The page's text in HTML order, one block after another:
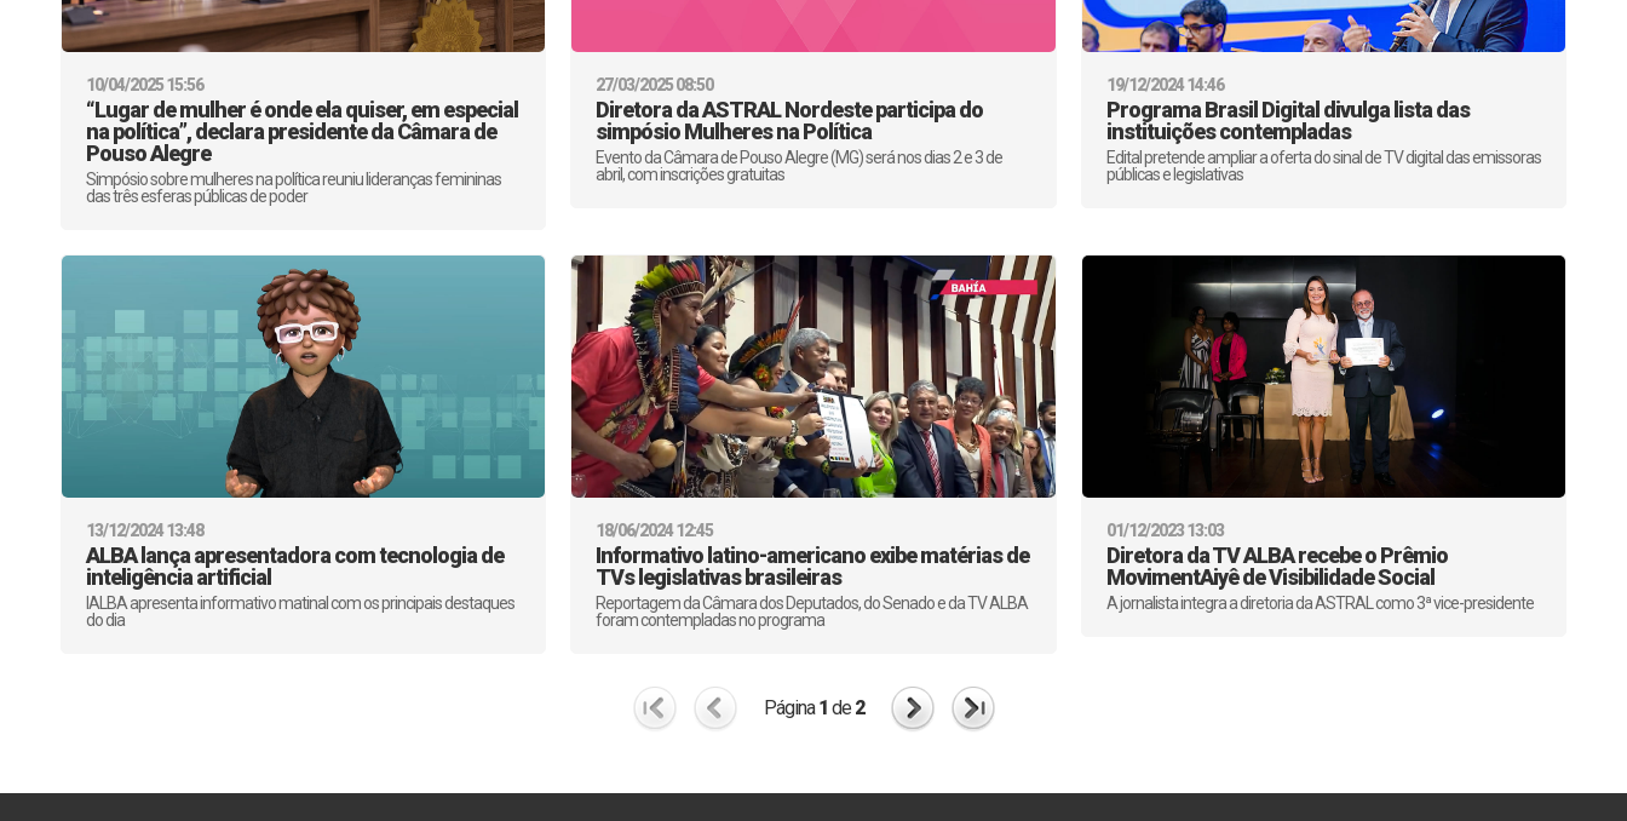
10/04/2025 15:56
“Lugar de mulher é onde ela quiser, em especial
na política”, declara presidente da Câmara de
Pouso Alegre
Simpósio sobre mulheres na política reuniu lideranças femininas
das três esferas públicas de poder
27/03/2025 08:50
Diretora da ASTRAL Nordeste participa do
simpósio Mulheres na Política
Evento da Câmara de Pouso Alegre (MG) será nos dias 2 e 3 de
abril, com inscrições gratuitas
19/12/2024 14:46
Programa Brasil Digital divulga lista das
instituições contempladas
Edital pretende ampliar a oferta do sinal de TV digital das emissoras
públicas e legislativas
13/12/2024 13:48
ALBA lança apresentadora com tecnologia de
inteligência artificial
IALBA apresenta informativo matinal com os principais destaques
do dia
18/06/2024 12:45
Informativo latino-americano exibe matérias de
TVs legislativas brasileiras
Reportagem da Câmara dos Deputados, do Senado e da TV ALBA
foram contempladas no programa
01/12/2023 13:03
Diretora da TV ALBA recebe o Prêmio
MovimentAiyê de Visibilidade Social
A jornalista integra a diretoria da ASTRAL como 3ª vice-presidente
Página1 de 2